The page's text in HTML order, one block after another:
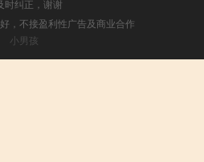
时纠正，谢谢
，不接盈利性广告及商业合作
小男孩